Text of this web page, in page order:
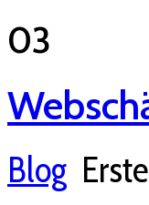
03
Blog